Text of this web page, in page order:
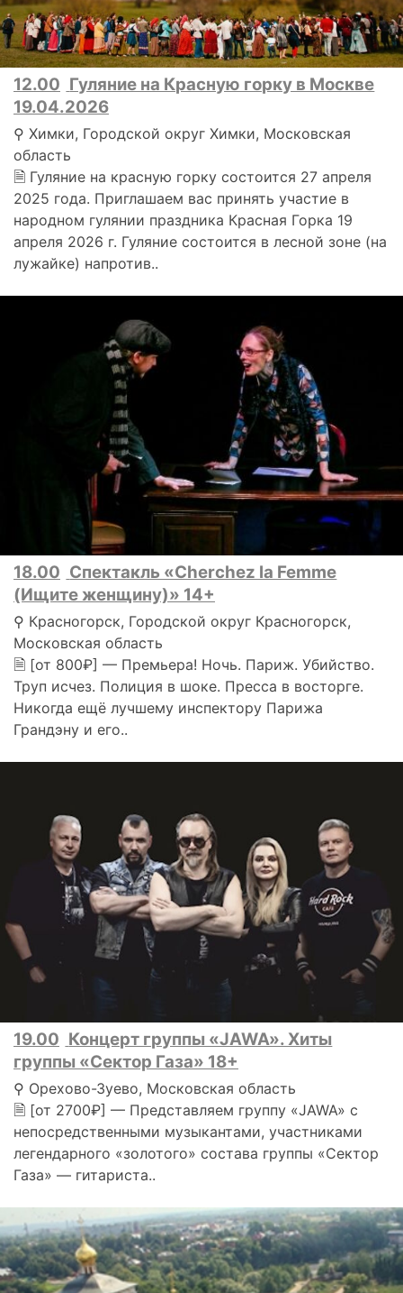
12.00 Гуляние на Красную горку в Москве
19.04.2026
⚲ Химки, Городской округ Химки, Московская
область
🗎 Гуляние на красную горку состоится 27 апреля
2025 года. Приглашаем вас принять участие в
народном гулянии праздника Красная Горка 19
апреля 2026 г. Гуляние состоится в лесной зоне (на
лужайке) напротив..
18.00 Спектакль «Cherchez la Femme
(Ищите женщину)» 14+
⚲ Красногорск, Городской округ Красногорск,
Московская область
🗎 [от 800₽] — Премьера! Ночь. Париж. Убийство.
Труп исчез. Полиция в шоке. Пресса в восторге.
Никогда ещё лучшему инспектору Парижа
Грандэну и его..
19.00 Концерт группы «JAWA». Хиты
группы «Сектор Газа» 18+
⚲ Орехово-Зуево, Московская область
🗎 [от 2700₽] — Представляем группу «JAWA» с
непосредственными музыкантами, участниками
легендарного «золотого» состава группы «Сектор
Газа» — гитариста..